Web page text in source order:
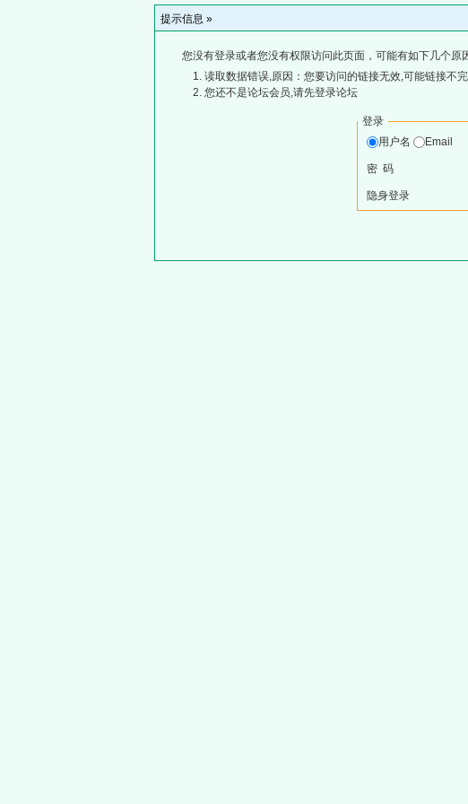
提示信息 »
您没有登录或者您没有权限访问此页面，可能有如下几个原
读取数据错误,原因：您要访问的链接无效,可能链接不
您还不是论坛会员,请先登录论坛
登录
用户名
Email
密 码
隐身登录